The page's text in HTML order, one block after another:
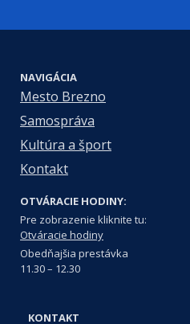
NAVIGÁCIA
Mesto Brezno
Samospráva
Kultúra a šport
Kontakt
OTVÁRACIE HODINY:
Pre zobrazenie kliknite tu:
Otváracie hodiny
Obedňajšia prestávka
11.30 – 12.30
KONTAKT